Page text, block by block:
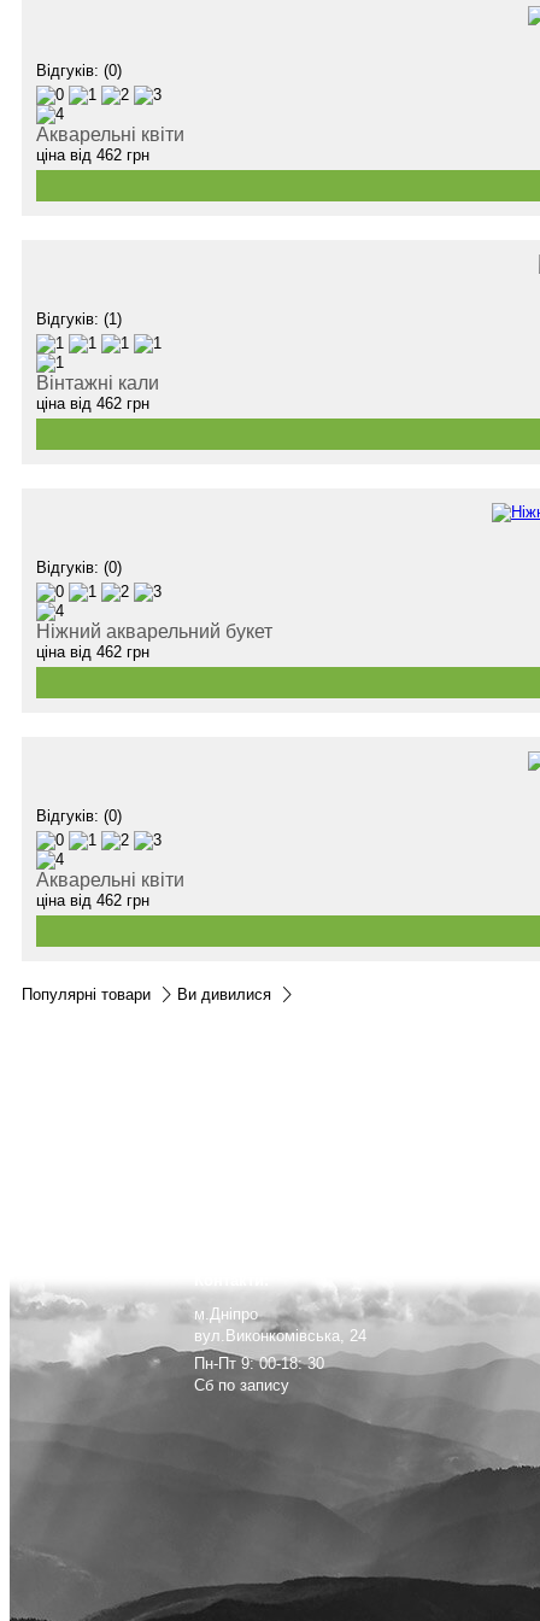
Відгуків: (0)
Акварельні квіти
ціна від 462 грн
Відгуків: (1)
Вінтажні кали
ціна від 462 грн
Відгуків: (0)
Ніжний акварельний букет
ціна від 462 грн
Відгуків: (0)
Акварельні квіти
ціна від 462 грн
Популярні товари Ви дивилися
м.Дніпро
вул.Виконкомівська, 24
Пн-Пт 9: 00-18: 30
Сб по запису